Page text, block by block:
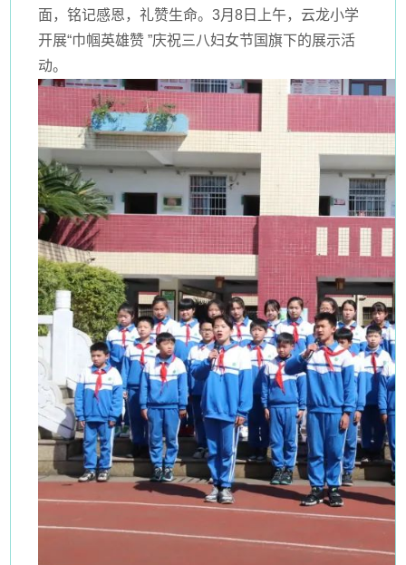
面，铭记感恩，礼赞生命。3月8日上午，云龙小学
开展“巾帼英雄赞 ”庆祝三八妇女节国旗下的展示活
动。